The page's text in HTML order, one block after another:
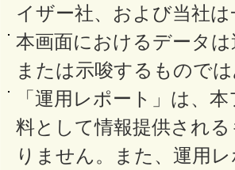
イザー社、および当社
本画面におけるデータ
または示唆するもので
「運用レポート」は、
料として情報提供され
りません。また、運用